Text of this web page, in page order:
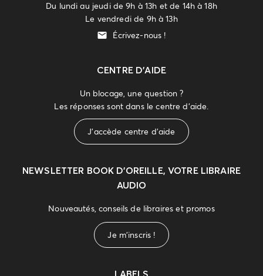
Du lundi au jeudi de 9h à 13h et de 14h à 18h
Le vendredi de 9h à 13h
Écrivez-nous !
CENTRE D'AIDE
Un blocage, une question ?
Les réponses sont dans le centre d'aide.
J'accède centre d'aide
NEWSLETTER BOOK D’OREILLE, VOTRE LIBRAIRE
AUDIO
Nouveautés, conseils de libraires et promos
Je m'inscris !
LABELS